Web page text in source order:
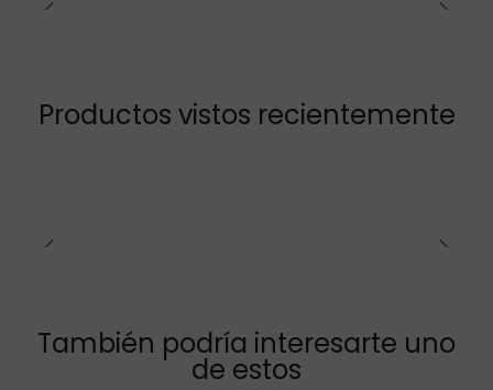
Productos vistos recientemente
También podría interesarte uno
de estos